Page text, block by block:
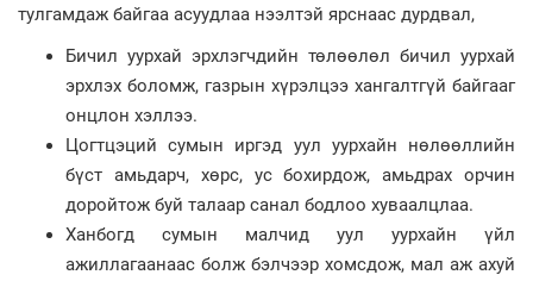
тулгамдаж байгаа асуудлаа нээлтэй ярснаас дурдвал,
Бичил уурхай эрхлэгчдийн төлөөлөл бичил уурхай
эрхлэх боломж, газрын хүрэлцээ хангалтгүй байгааг
онцлон хэллээ.
Цогтцэций сумын иргэд уул уурхайн нөлөөллийн
бүст амьдарч, хөрс, ус бохирдож, амьдрах орчин
доройтож буй талаар санал бодлоо хуваалцлаа.
Ханбогд сумын малчид уул уурхайн үйл
ажиллагаанаас болж бэлчээр хомсдож, мал аж ахуй